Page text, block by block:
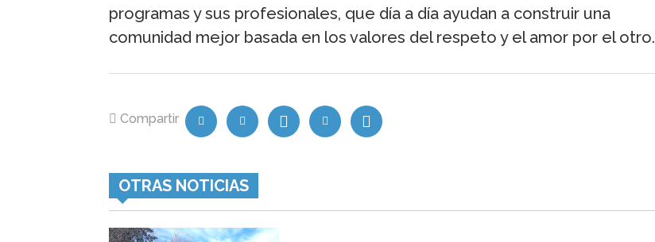
programas y sus profesionales, que día a día ayudan a construir una
comunidad mejor basada en los valores del respeto y el amor por el otro.
Compartir
OTRAS NOTICIAS